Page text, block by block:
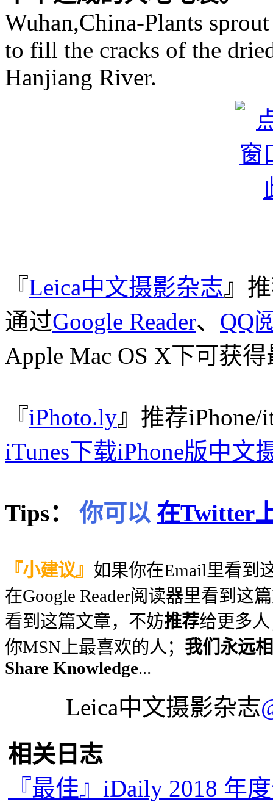
Wuhan,China-Plants
to fill the cracks of the
Hanjiang River.
『Leica中文摄影杂志』
通过Google Reader、 QQ
Apple Mac OS X下可获
『iPhoto.ly』推荐iPhone/
iTunes下载iPhone版中文
Tips： 你可以 在Twitter
『小建议』 如果你在Email里看到
在Google Reader阅读器里看到这
看到这篇文章，不妨推荐给更多
你MSN上最喜欢的人； 我们永远
Share Knowledge...
Leica中文摄影杂志
相关日志
『最佳』iDaily 2018 年